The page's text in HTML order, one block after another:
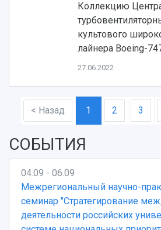
Коллекцию
культового
лайнера Boeing-
27.06.2022
< Назад 1 2 3
СОБЫТИЯ
04.09 - 06.09
Межрегиональный научно-
семинар "Стратегирование
деятельности российских